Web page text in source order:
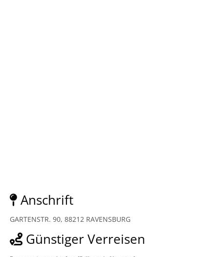
Anschrift
GARTENSTR. 90, 88212 RAVENSBURG
Günstiger Verreisen